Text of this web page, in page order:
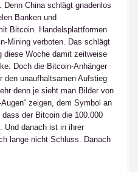
China schlägt gnadenlos
Banken und
Bitcoin. Handelsplattformen
Mining verboten. Das schlägt
diese Woche damit zeitweise
Doch die Bitcoin-Anhänger
den unaufhaltsamen Aufstieg
denn je sieht man Bilder von
zeigen, dem Symbol an
dass der Bitcoin die 100.000
Und danach ist in ihrer
lange nicht Schluss. Danach